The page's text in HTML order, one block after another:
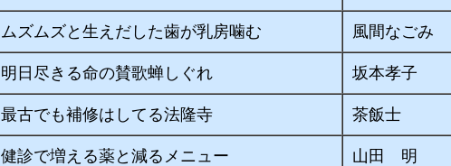
ムズムズと生えだした歯が乳房噛む 風間なごみ
明日尽きる命の賛歌蝉しぐれ 坂本孝子
最古でも補修はしてる法隆寺 茶飯士
健診で増える薬と減るメニュー 山田 明